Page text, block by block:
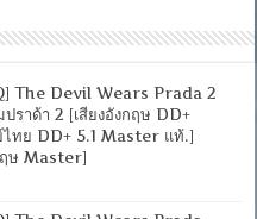
ชัด]
The Devil Wears Prada 2
ราด้า 2 [เสียงอังกฤษ DD+
ทย DD+ 5.1 Master แท้.]
ฤษ Master]